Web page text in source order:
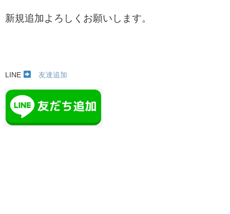
新規追加よろしくお願いします。
LINE 友達追加